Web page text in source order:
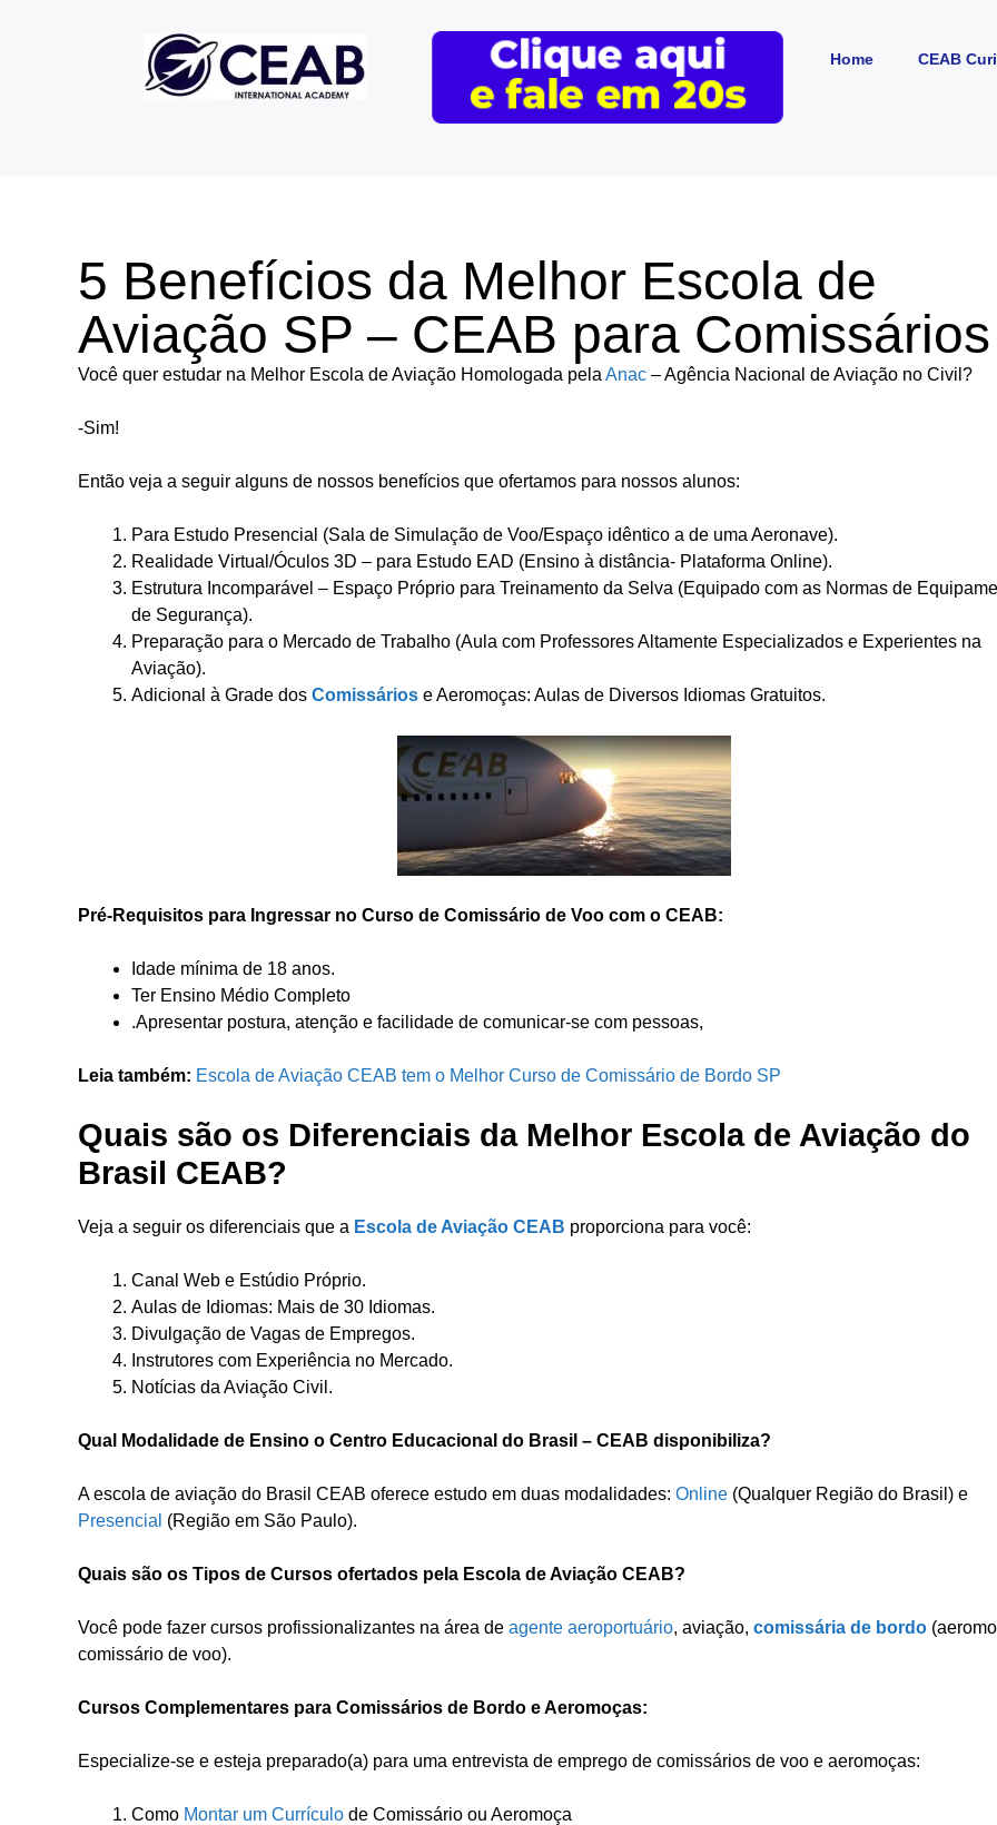
Home CEAB
5 Benefícios da Melhor Escola de
Aviação SP – CEAB para Comissários
Você quer estudar na Melhor Escola de Aviação Homologada pela Anac – Agência Nacional de Aviação no Civil?
-Sim!
Então veja a seguir alguns de nossos benefícios que ofertamos para nossos alunos:
Para Estudo Presencial (Sala de Simulação de Voo/Espaço idêntico a de uma Aeronave).
Realidade Virtual/Óculos 3D – para Estudo EAD (Ensino à distância- Plataforma Online).
Estrutura Incomparável – Espaço Próprio para Treinamento da Selva (Equipado com as Normas de
de Segurança).
Preparação para o Mercado de Trabalho (Aula com Professores Altamente Especializados e Experientes na
Aviação).
Adicional à Grade dos Comissários e Aeromoças: Aulas de Diversos Idiomas Gratuitos.
Pré-Requisitos para Ingressar no Curso de Comissário de Voo com o CEAB:
Idade mínima de 18 anos.
Ter Ensino Médio Completo
.Apresentar postura, atenção e facilidade de comunicar-se com pessoas,
Leia também: Escola de Aviação CEAB tem o Melhor Curso de Comissário de Bordo SP
Quais são os Diferenciais da Melhor Escola de Aviação do
Brasil CEAB?
Veja a seguir os diferenciais que a Escola de Aviação CEAB proporciona para você:
Canal Web e Estúdio Próprio.
Aulas de Idiomas: Mais de 30 Idiomas.
Divulgação de Vagas de Empregos.
Instrutores com Experiência no Mercado.
Notícias da Aviação Civil.
Qual Modalidade de Ensino o Centro Educacional do Brasil – CEAB disponibiliza?
A escola de aviação do Brasil CEAB oferece estudo em duas modalidades: Online (Qualquer Região do Brasil) e
Presencial (Região em São Paulo).
Quais são os Tipos de Cursos ofertados pela Escola de Aviação CEAB?
Você pode fazer cursos profissionalizantes na área de agente aeroportuário, aviação, comissária de bordo
comissário de voo).
Cursos Complementares para Comissários de Bordo e Aeromoças:
Especialize-se e esteja preparado(a) para uma entrevista de emprego de comissários de voo e aeromoças:
Como Montar um Currículo de Comissário ou Aeromoça